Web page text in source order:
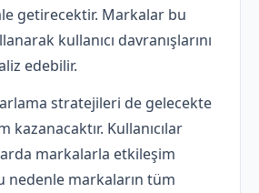
getirecektir. Markalar bu
kullanıcı davranışlarını
edebilir.
stratejileri de gelecekte
kazanacaktır. Kullanıcılar
markalarla etkileşim
nedenle markaların tüm